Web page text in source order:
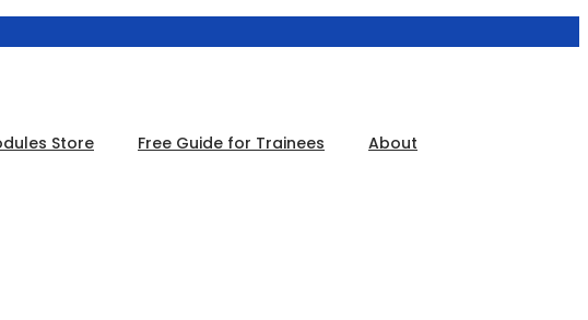
Store Free Guide for Trainees About